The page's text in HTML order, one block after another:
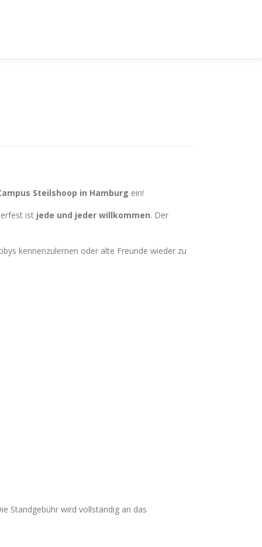
Steilshoop in Hamburg ein!
ist jede und jeder willkommen. Der
kennenzulernen oder alte Freunde wieder zu
Standgebühr wird vollständig an das